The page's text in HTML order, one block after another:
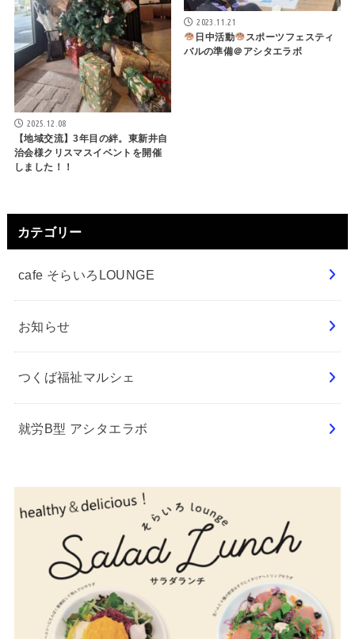
2025.12.08
【地域交流】3年目の絆。東新井自
治会様クリスマスイベントを開催
しました！！
2023.11.21
日中活動
スポーツフェスティ
バルの準備＠アシタエラボ
カテゴリー
cafe そらいろLOUNGE
お知らせ
つくば福祉マルシェ
就労B型 アシタエラボ